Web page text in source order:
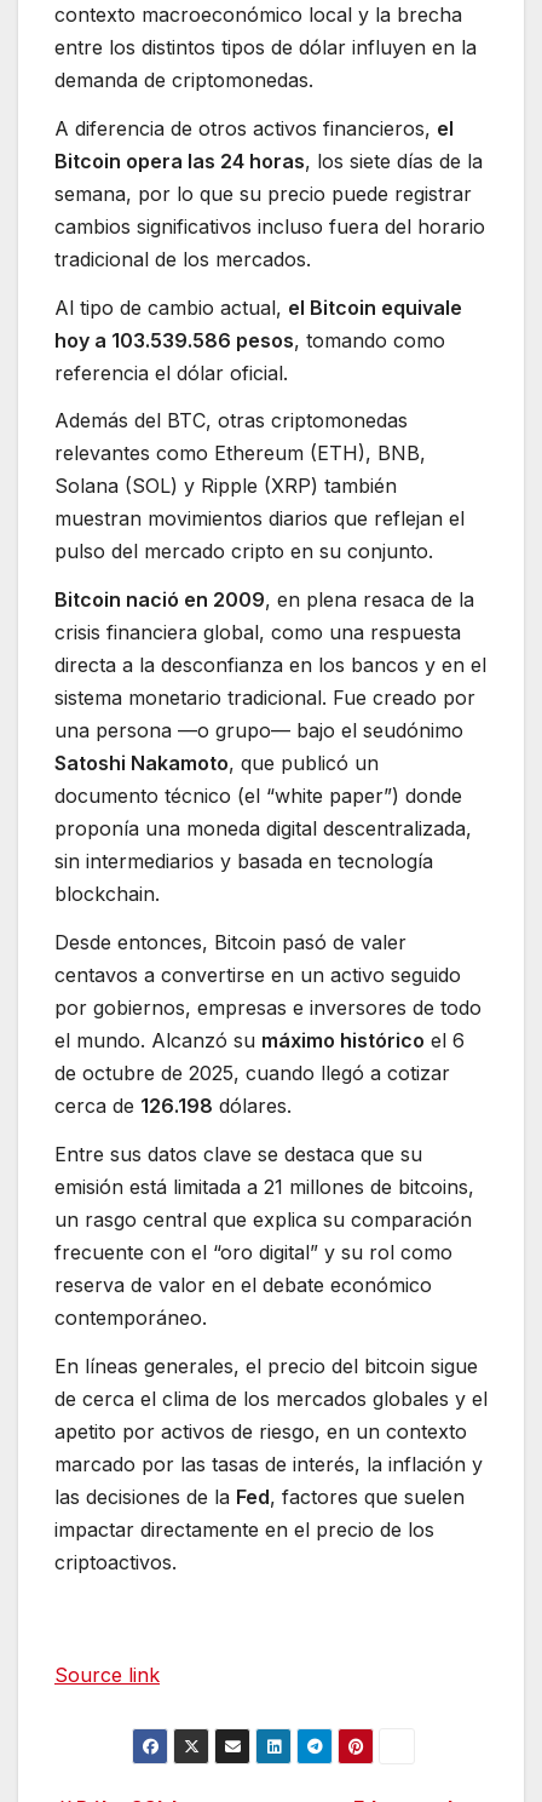
contexto macroeconómico local y la brecha
entre los distintos tipos de dólar influyen en la
demanda de criptomonedas.
A diferencia de otros activos financieros, el
Bitcoin opera las 24 horas, los siete días de la
semana, por lo que su precio puede registrar
cambios significativos incluso fuera del horario
tradicional de los mercados.
Al tipo de cambio actual, el Bitcoin equivale
hoy a 103.539.586 pesos, tomando como
referencia el dólar oficial.
Además del BTC, otras criptomonedas
relevantes como Ethereum (ETH), BNB,
Solana (SOL) y Ripple (XRP) también
muestran movimientos diarios que reflejan el
pulso del mercado cripto en su conjunto.
Bitcoin nació en 2009, en plena resaca de la
crisis financiera global, como una respuesta
directa a la desconfianza en los bancos y en el
sistema monetario tradicional. Fue creado por
una persona —o grupo— bajo el seudónimo
Satoshi Nakamoto, que publicó un
documento técnico (el “white paper”) donde
proponía una moneda digital descentralizada,
sin intermediarios y basada en tecnología
blockchain.
Desde entonces, Bitcoin pasó de valer
centavos a convertirse en un activo seguido
por gobiernos, empresas e inversores de todo
el mundo. Alcanzó su máximo histórico el 6
de octubre de 2025, cuando llegó a cotizar
cerca de 126.198 dólares.
Entre sus datos clave se destaca que su
emisión está limitada a 21 millones de bitcoins,
un rasgo central que explica su comparación
frecuente con el “oro digital” y su rol como
reserva de valor en el debate económico
contemporáneo.
En líneas generales, el precio del bitcoin sigue
de cerca el clima de los mercados globales y el
apetito por activos de riesgo, en un contexto
marcado por las tasas de interés, la inflación y
las decisiones de la Fed, factores que suelen
impactar directamente en el precio de los
criptoactivos.
Source link